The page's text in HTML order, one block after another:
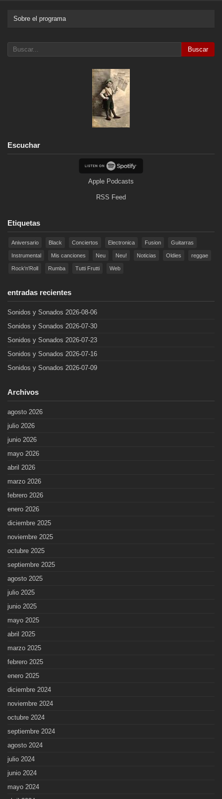
Sobre el programa
Buscar
Escuchar
Apple Podcasts
RSS Feed
Etiquetas
Aniversario Black Conciertos Electronica Fusion Guitarras
Instrumental Mis canciones Neu Neu! Noticias Oldies reggae
Rock'n'Roll Rumba Tutti Frutti Web
entradas recientes
Sonidos y Sonados 2026-08-06
Sonidos y Sonados 2026-07-30
Sonidos y Sonados 2026-07-23
Sonidos y Sonados 2026-07-16
Sonidos y Sonados 2026-07-09
Archivos
agosto 2026
julio 2026
junio 2026
mayo 2026
abril 2026
marzo 2026
febrero 2026
enero 2026
diciembre 2025
noviembre 2025
octubre 2025
septiembre 2025
agosto 2025
julio 2025
junio 2025
mayo 2025
abril 2025
marzo 2025
febrero 2025
enero 2025
diciembre 2024
noviembre 2024
octubre 2024
septiembre 2024
agosto 2024
julio 2024
junio 2024
mayo 2024